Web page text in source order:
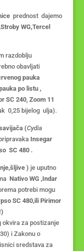
prednost dajemo
WG,Tercel
razdoblju
obavljati
pauka
po listu ,
SC 240, Zoom 11
0,25 bijelog ulja).
(Cydia
Insegar
SC 480 .
) je uputno
Nativo WG ,Indar
potrebi mogu
SC 480,ili Pirimor
okvira za postizanje
i Zakonu o
sredstava za